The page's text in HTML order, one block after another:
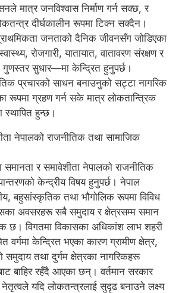
मात्र जनविश्वास निर्माण गर्न सक्छ, र
दीर्घकालीन रूपमा टिक्न सक्दैन।
जनताको दैनिक जीवनसँग जोडिएका
रोजगारी, यातायात, वातावरण संरक्षण र
गुणस्तर सुधार—मा केन्द्रित हुनुपर्छ।
प्रचारको साधन बनाउनुको सट्टा नागरिक
रूपमा ग्रहण गर्न सके मात्र लोकतान्त्रिक
स्थापित हुन्छ।
नेपालको राजनीतिक तथा सामाजिक
समानता र समावेशीता नेपालको राजनीतिक
केन्द्रीय विषय हुनुपर्छ। नेपाल
बहुसांस्कृतिक तथा भौगोलिक रूपमा विविध
अवसरहरू सबै समुदाय र क्षेत्रसम्म समान
छ। विगतमा विकासका अधिकांश लाभ शहरी
वर्गमा केन्द्रित भएका कारण ग्रामीण क्षेत्र,
समुदाय तथा दुर्गम क्षेत्रका नागरिकहरू
बाहिर रहँदै आएका छन्। वर्तमान सरकार
यदि लोकतन्त्रलाई सुदृढ बनाउने लक्ष्य